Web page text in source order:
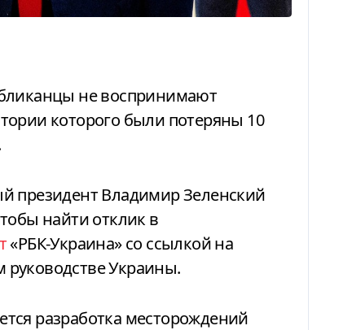
которого были потеряны 10
президент Владимир Зеленский
найти отклик в
«РБК-Украина» со ссылкой на
Украины.
разработка месторождений